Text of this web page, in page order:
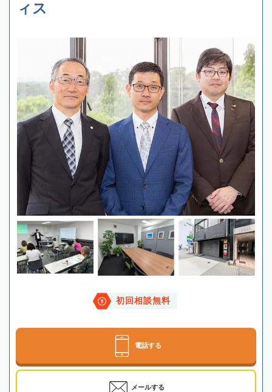
ィス
初回相談無料
電話する
メールする